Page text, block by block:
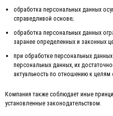
обработка персональных данных
справедливой основе;
обработка персональных данных
заранее определенных и законных
при обработке персональных
персональных данных, их
актуальность по отношению к
Компания также соблюдает иные
установленные законодательством.